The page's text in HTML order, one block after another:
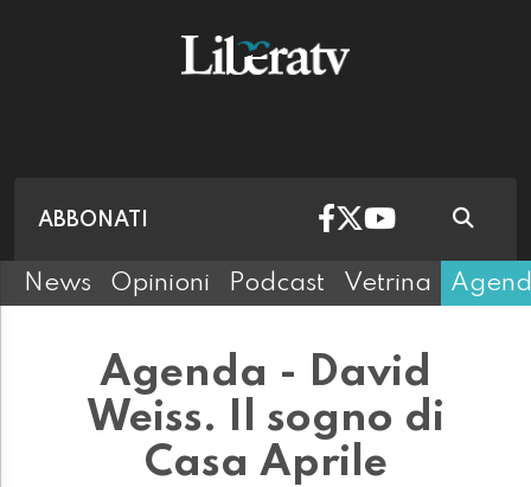
ABBONATI
News Opinioni Podcast Vetrina
Agenda - David
Weiss. Il sogno di
Casa Aprile